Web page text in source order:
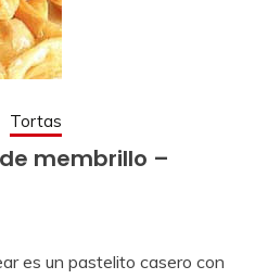
Tortas
membrillo –
es un pastelito casero con